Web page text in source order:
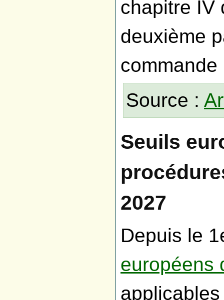
chapitre IV
deuxième
Source :
Seuils
2027
Depuis le
européens